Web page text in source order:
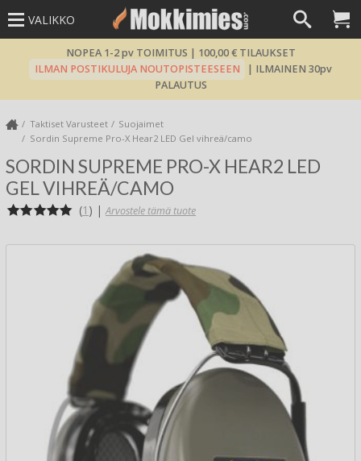
VALIKKO
NOPEA 1-2 pv TOIMITUS | 100,00 € TILAUKSET
ILMAN POSTIKULUJA NOUTOPISTEESEEN
| ILMAINEN 30pv
PALAUTUS
Taktiset Varusteet
Suojaimet
Sordin Supreme Pro-X Hear2 LED Gel vihreä/camo
SORDIN SUPREME PRO-X HEAR2 LED
GEL VIHREÄ/CAMO
(1 ) |Arvostele tämä tuote